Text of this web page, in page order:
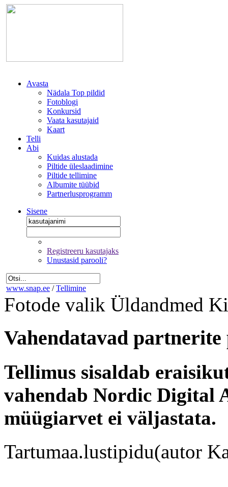
Avasta
Nädala Top pildid
Fotoblogi
Konkursid
Vaata kasutajaid
Kaart
Telli
Abi
Kuidas alustada
Piltide üleslaadimine
Piltide tellimine
Albumite tüübid
Partnerlusprogramm
Sisene
Registreeru kasutajaks
Unustasid parooli?
www.snap.ee / Tellimine
Fotode valik Üldandmed
Vahendatavad
Tellimus sisaldab
vahendab Nordic Digital
müügiarvet ei väljastata.
Tartumaa.lustipidu(autor